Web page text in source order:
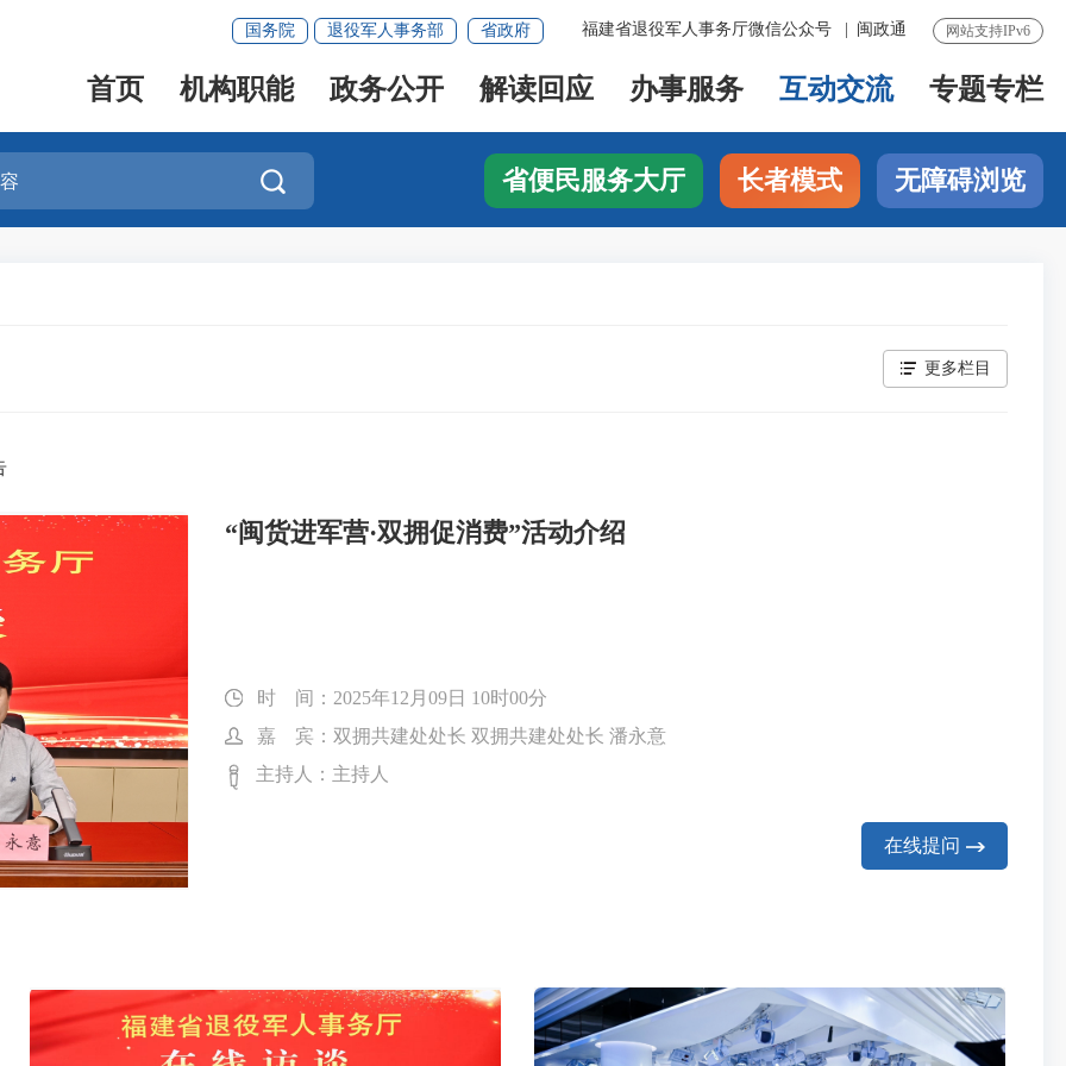
网站支持IPv6
福建省退役军人事务厅微信公众号 闽政通
国务院 退役军人事务部 省政府
首页 机构职能 政务公开 解读回应 办事服务 互动交流 专题专栏
 省便民服务大厅 长者模式 无障碍浏览
更多栏目
“闽货进军营·双拥促消费”活动介绍
时 间：2025年12月09日 10时00分
嘉 宾：双拥共建处处长 双拥共建处处长 潘永意
主持人：主持人
在线提问